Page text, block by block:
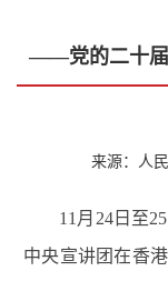
——党的二十届
来源：人
11月24日至
中央宣讲团在香